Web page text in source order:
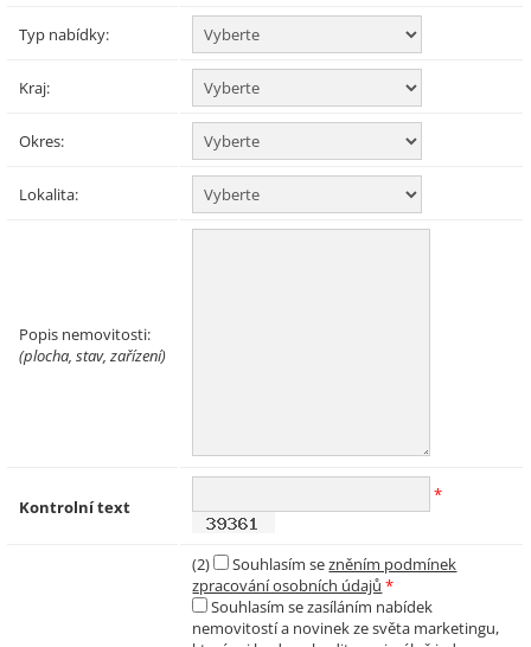
Typ nabídky:
Kraj:
Okres:
Lokalita:
Popis nemovitosti:
(plocha, stav, zařízení)
Kontrolní text
*
(2) Souhlasím sezněním podmínek
zpracování osobních údajů *
Souhlasím se zasíláním nabídek
nemovitostí a novinek ze světa marketingu,